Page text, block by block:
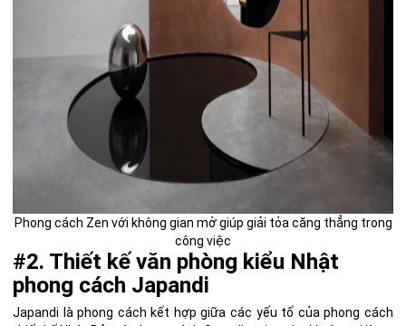
Phong cách Zen với không gian mở giúp giải tỏa căng thẳng trong
công việc
#2. Thiết kế văn phòng kiểu Nhật
phong cách Japandi
Japandi là phong cách kết hợp giữa các yếu tố của phong cách